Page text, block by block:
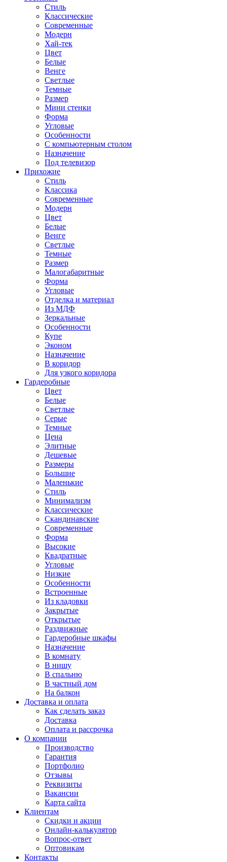
Стиль
Классические
Современные
Модерн
Хай-тек
Цвет
Белые
Венге
Светлые
Темные
Размер
Мини стенки
Форма
Угловые
Особенности
С компьютерным столом
Назначение
Под телевизор
Прихожие
Стиль
Классика
Современные
Модерн
Цвет
Белые
Венге
Светлые
Темные
Размер
Малогабаритные
Форма
Угловые
Отделка и материал
Из МДФ
Зеркальные
Особенности
Купе
Эконом
Назначение
В коридор
Для узкого коридора
Гардеробные
Цвет
Белые
Светлые
Серые
Темные
Цена
Элитные
Дешевые
Размеры
Большие
Маленькие
Стиль
Минимализм
Классические
Скандинавские
Современные
Форма
Высокие
Квадратные
Угловые
Низкие
Особенности
Встроенные
Из кладовки
Закрытые
Открытые
Раздвижные
Гардеробные шкафы
Назначение
В комнату
В нишу
В спальню
В частный дом
На балкон
Доставка и оплата
Как сделать заказ
Доставка
Оплата и рассрочка
О компании
Производство
Гарантия
Портфолио
Отзывы
Реквизиты
Вакансии
Карта сайта
Клиентам
Скидки и акции
Онлайн-калькулятор
Вопрос-ответ
Оптовикам
Контакты